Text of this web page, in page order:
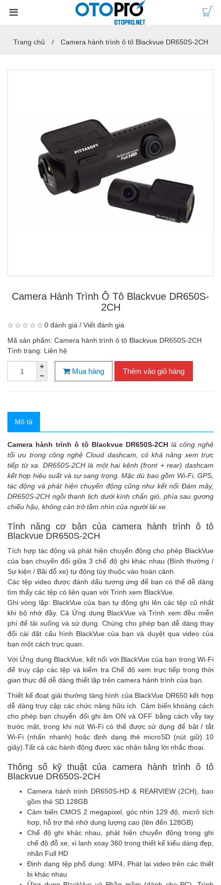
Trang chủ Camera hành trình ô tô Blackvue DR650S-2CH
Camera Hành Trình Ô Tô Blackvue DR650S-
2CH
0 đánh giá / Viết đánh giá
Mã sản phẩm: Camera hành trình ô tô Blackvue DR650S-2CH
Tình trạng: Liên hệ
Mua hàng Thêm vào giỏ hàng
Mô tả
Camera hành trình ô tô Blackvue DR650S-2CH là công nghệ
tối ưu trong công nghệ Cloud dashcam, có khả năng xem trực
tiếp từ xa. DR650S-2CH là một hai kênh (front + rear) dashcam
kết hợp hiệu suất và sự sang trọng.Mặc dù bao gồm Wi-Fi, GPS,
tác động và phát hiện chuyển động cũng như kết nối Đám mây,
DR650S-2CH ngồi thanh lịch dưới kính chắn gió, phía sau gương
chiếu hậu, không cản trở tầm nhìn của người lái xe.
Tính năng cơ bản của camera hành trình ô tô
Blackvue DR650S-2CH
Tích hợp tác động và phát hiện chuyển động cho phép BlackVue
của bạn chuyển đổi giữa 3 chế độ ghi khác nhau (Bình thường /
Sự kiện / Bãi đỗ xe) tự động tùy thuộc vào hoàn cảnh.
Các tệp video được đánh dấu tương ứng để bạn có thể dễ dàng
tìm thấy các tệp có liên quan với Trình xem BlackVue.
Ghi vòng lặp: BlackVue của bạn tự động ghi lên các tệp cũ nhất
khi bộ nhớ đầy. Cả Ứng dụng BlackVue và Trình xem đều miễn
phí để tải xuống và sử dụng. Chúng cho phép bạn dễ dàng thay
đổi cài đặt cấu hình BlackVue của bạn và duyệt qua video của
bạn một cách trực quan.
Với Ứng dụng BlackVue, kết nối với BlackVue của bạn trong Wi-Fi
để truy cập các tệp và kiểm tra Chế độ xem trực tiếp trong thời
gian thực để dễ dàng thiết lập trên camera hành trình của bạn.
Thiết kế đoạt giải thưởng tàng hình của BlackVue DR650 kết hợp
dễ dàng truy cập các chức năng hữu ích. Cảm biến khoảng cách
cho phép bạn chuyển đổi ghi âm ON và OFF bằng cách vẫy tay
trước mặt, trong khi nút Wi-Fi có thể được sử dụng để bật / tắt
Wi-Fi (nhấn nhanh) hoặc định dạng thẻ microSD (nút giữ) 10
giây).Tất cả các hành động được xác nhận bằng lời nhắc thoại.
Thông số kỹ thuật của camera hành trình ô tô
Blackvue DR650S-2CH
Camera hành trình DR650S-HD & REARVIEW (2CH), bao
gồm thẻ SD 128GB
Cảm biến CMOS 2 megapixel, góc nhìn 129 độ, micrô tích
hợp, hỗ trợ thẻ nhớ dung lượng cao (lên đến 128GB)
Chế độ ghi khác nhau, phát hiện chuyển động trong ghi
chế độ đỗ xe, xi lanh xoay 360 trong thiết kế kiểu dáng đẹp,
nhãn Full HD
Định dạng tệp phổ dụng: MP4, Phát lại video trên các thiết
bị khác nhau